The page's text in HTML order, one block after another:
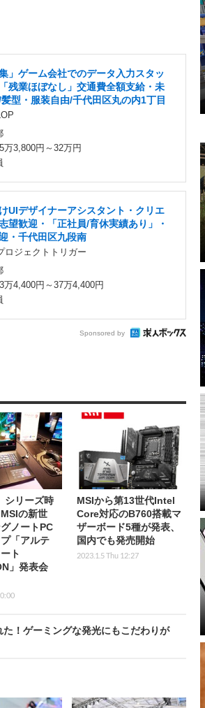
集」ゲーム会社でのデータ入力スタッ
残業ほぼなし」交通費全額支給・未
型・服装自由/千代田区丸の内1丁目
万3,800円～32万円
UIデザイナーアシスタント・クリエ
望歓迎・「正社員/育休実績あり」・
・千代田区九段南
ロジェクトトリガー
万4,400円～37万4,400円
Sponsored by
シリーズ時
の新世
ノートPC
「アルテ
ト
」発表会
MSIから第13世代Intel
Core対応のB760搭載マ
ザーボード5種が発表、
国内でも発売開始
2023.1.5 Thu 12:27
！ゲーミングな発光にもこだわりが